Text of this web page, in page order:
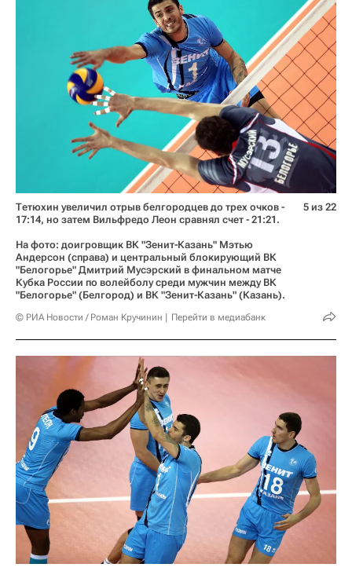
Тетюхин увеличил отрыв белгородцев до трех очков -
17:14, но затем Вильфредо Леон сравнял счет - 21:21.
На фото: доигровщик ВК "Зенит-Казань" Мэтью
Андерсон (справа) и центральный блокирующий ВК
"Белогорье" Дмитрий Мусэрский в финальном матче
Кубка России по волейболу среди мужчин между ВК
"Белогорье" (Белгород) и ВК "Зенит-Казань" (Казань).
© РИА Новости / Роман Кручинин Перейти в медиабанк
5 из 22